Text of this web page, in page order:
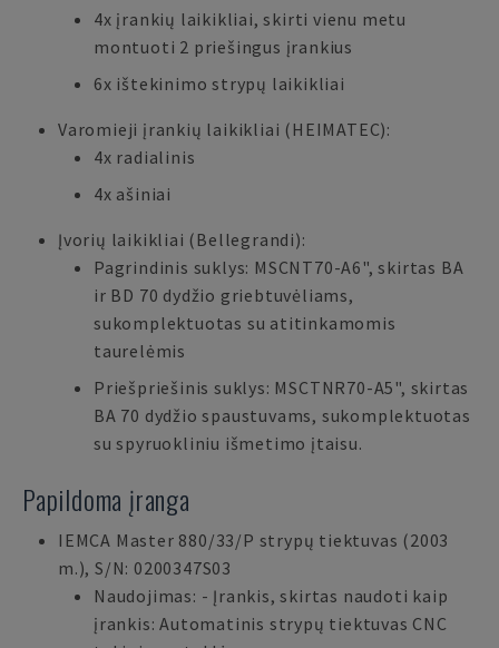
4x įrankių laikikliai, skirti vienu metu
montuoti 2 priešingus įrankius
6x ištekinimo strypų laikikliai
Varomieji įrankių laikikliai (HEIMATEC):
4x radialinis
4x ašiniai
Įvorių laikikliai (Bellegrandi):
Pagrindinis suklys: MSCNT70-A6", skirtas BA
ir BD 70 dydžio griebtuvėliams,
sukomplektuotas su atitinkamomis
taurelėmis
Priešpriešinis suklys: MSCTNR70-A5", skirtas
BA 70 dydžio spaustuvams, sukomplektuotas
su spyruokliniu išmetimo įtaisu.
Papildoma įranga
IEMCA Master 880/33/P strypų tiektuvas (2003
m.), S/N: 0200347S03
Naudojimas: - Įrankis, skirtas naudoti kaip
įrankis: Automatinis strypų tiektuvas CNC